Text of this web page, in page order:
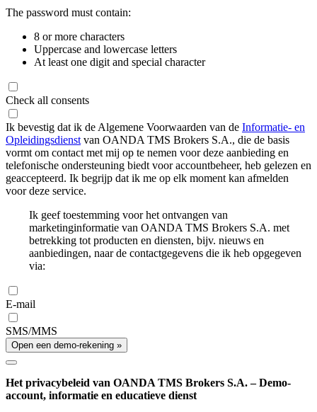
The password must contain:
8 or more characters
Uppercase and lowercase letters
At least one digit and special character
Check all consents
Ik bevestig dat ik de Algemene Voorwaarden van de Informatie- en
Opleidingsdienst van OANDA TMS Brokers S.A., die de basis
vormt om contact met mij op te nemen voor deze aanbieding en
telefonische ondersteuning biedt voor accountbeheer, heb gelezen en
geaccepteerd. Ik begrijp dat ik me op elk moment kan afmelden
voor deze service.
Ik geef toestemming voor het ontvangen van
marketinginformatie van OANDA TMS Brokers S.A. met
betrekking tot producten en diensten, bijv. nieuws en
aanbiedingen, naar de contactgegevens die ik heb opgegeven
via:
E-mail
SMS/MMS
Open een demo-rekening »
Het privacybeleid van OANDA TMS Brokers S.A. – Demo-
account, informatie en educatieve dienst